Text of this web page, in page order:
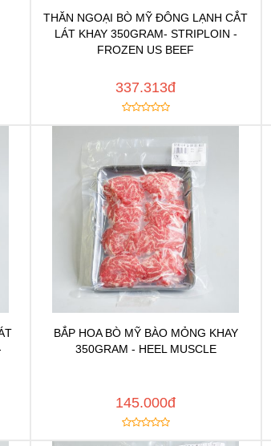
Chat để được tư vấn
Thêm vào yêu thích
THĂN NGOẠI BÒ MỸ ĐÔNG LẠNH CẮT
LÁT KHAY 350GRAM- STRIPLOIN -
FROZEN US BEEF
337.313đ
Chat để được tư vấn
BẮP HOA BÒ MỸ BÀO MỎNG KHAY
350GRAM - HEEL MUSCLE
145.000đ